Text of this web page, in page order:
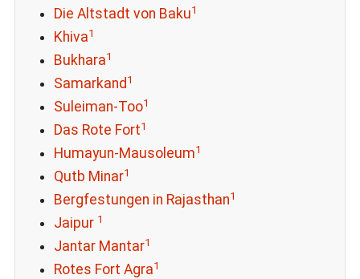
Die Altstadt von Baku1
Khiva1
Bukhara1
Samarkand 1
Suleiman-Too1
Das Rote Fort1
Humayun-Mausoleum1
Qutb Minar1
Bergfestungen in Rajasthan1
Jaipur 1
Jantar Mantar1
Rotes Fort Agra1